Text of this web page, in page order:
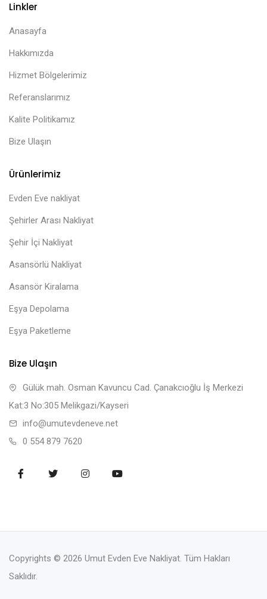
Linkler
Anasayfa
Hakkımızda
Hizmet Bölgelerimiz
Referanslarımız
Kalite Politikamız
Bize Ulaşın
Ürünlerimiz
Evden Eve nakliyat
Şehirler Arası Nakliyat
Şehir İçi Nakliyat
Asansörlü Nakliyat
Asansör Kiralama
Eşya Depolama
Eşya Paketleme
Bize Ulaşın
Gülük mah. Osman Kavuncu Cad. Çanakcıoğlu İş Merkezi
Kat:3 No:305 Melikgazi/Kayseri
info@umutevdeneve.net
0 554 879 7620
Copyrights © 2026 Umut Evden Eve Nakliyat. Tüm Hakları
Saklıdır.